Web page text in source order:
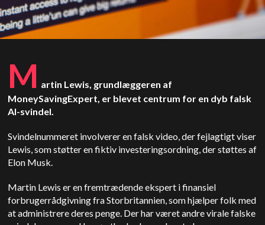
M artin Lewis, grundlæggeren af
MoneySavingExpert, er blevet centrum for en dyb falsk
AI-svindel.
Svindelnummeret involverer en falsk video, der fejlagtigt viser
Lewis, som støtter en fiktiv investeringsordning, der støttes af
Elon Musk.
Martin Lewis er en fremtrædende ekspert i finansiel
forbrugerrådgivning fra Storbritannien, som hjælper folk med
at administrere deres penge. Der har været andre virale falske